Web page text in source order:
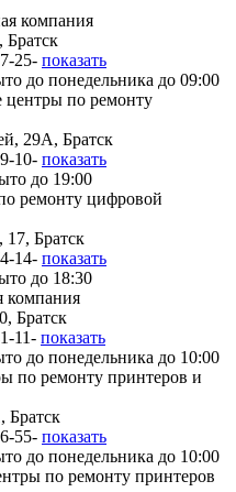
компания
Братск
25- показать
до понедельника до 09:00
центры по ремонту
29А, Братск
10- показать
до 19:00
ремонту цифровой
17, Братск
14- показать
до 18:30
компания
Братск
11- показать
до понедельника до 10:00
по ремонту принтеров и
Братск
55- показать
до понедельника до 10:00
по ремонту принтеров